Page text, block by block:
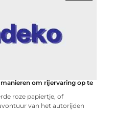
om rijervaring op te
roze papiertje, of
van het autorijden